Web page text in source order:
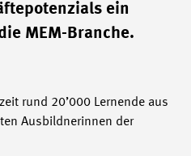
ein
MEM-Branche.
rund 20’000 Lernende aus
Ausbildnerinnen der